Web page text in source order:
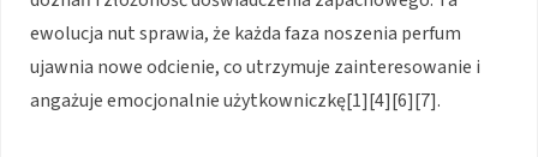
ewolucja nut sprawia, że każda faza noszenia perfum
ujawnia nowe odcienie, co utrzymuje zainteresowanie i
angażuje emocjonalnie użytkowniczkę[1][4][6][7].